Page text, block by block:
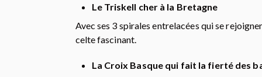
Le Triskell cher à la Bretagne
Avec ses 3 spirales entrelacées qui se
celte fascinant.
La Croix Basque qui fait la fierté des